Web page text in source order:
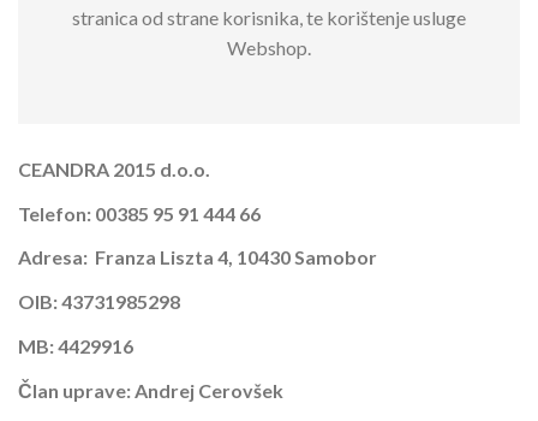
stranica od strane korisnika, te korištenje usluge
Webshop.
CEANDRA 2015 d.o.o.
Telefon: 00385 95 91 444 66
Adresa: Franza Liszta 4, 10430 Samobor
OIB: 43731985298
MB: 4429916
Član uprave: Andrej Cerovšek